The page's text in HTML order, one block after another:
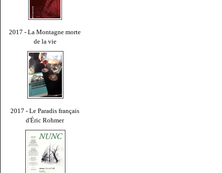
2017 - La Montagne morte
de la vie
2017 - Le Paradis français
d'Éric Rohmer